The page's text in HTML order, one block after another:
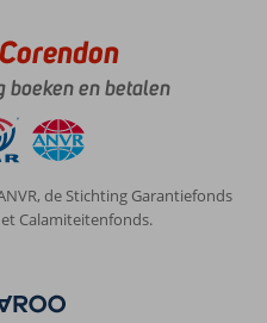
boeken en betalen
de Stichting Garantiefonds
Calamiteitenfonds.